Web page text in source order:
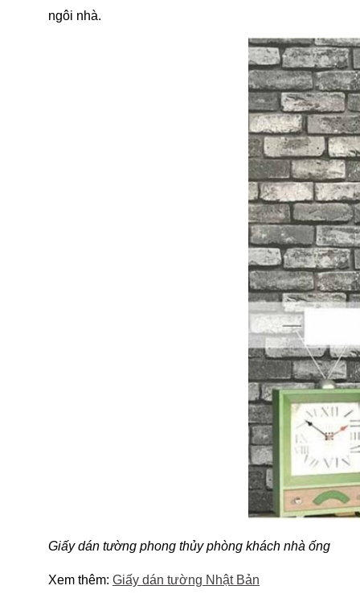
ngôi nhà.
Giấy dán tường phong thủy phòng khách nhà ống
Xem thêm: Giấy dán tường Nhật Bản